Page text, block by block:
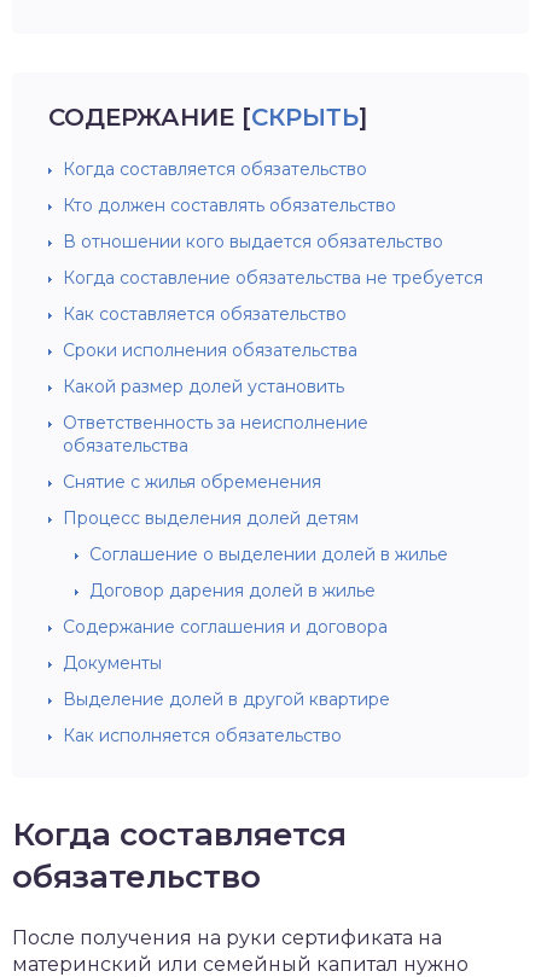
СОДЕРЖАНИЕ [СКРЫТЬ]
Когда составляется обязательство
Кто должен составлять обязательство
В отношении кого выдается обязательство
Когда составление обязательства не требуется
Как составляется обязательство
Сроки исполнения обязательства
Какой размер долей установить
Ответственность за неисполнение
обязательства
Снятие с жилья обременения
Процесс выделения долей детям
Соглашение о выделении долей в жилье
Договор дарения долей в жилье
Содержание соглашения и договора
Документы
Выделение долей в другой квартире
Как исполняется обязательство
Когда составляется
обязательство
После получения на руки сертификата на
материнский или семейный капитал нужно